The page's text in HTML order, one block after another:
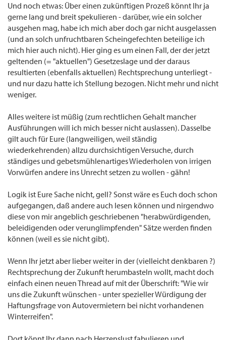
Und noch etwas: Über einen zukünftigen Prozeß könnt Ihr ja
gerne lang und breit spekulieren - darüber, wie ein solcher
ausgehen mag, habe ich mich aber doch gar nicht ausgelassen
(und an solch unfruchtbaren Scheingefechten beteilige ich
mich hier auch nicht). Hier ging es um einen Fall, der der jetzt
geltenden (= "aktuellen") Gesetzeslage und der daraus
resultierten (ebenfalls aktuellen) Rechtsprechung unterliegt -
und nur dazu hatte ich Stellung bezogen. Nicht mehr und nicht
weniger.
Alles weitere ist müßig (zum rechtlichen Gehalt mancher
Ausführungen will ich mich besser nicht auslassen). Dasselbe
gilt auch für Eure (langweiligen, weil ständig
wiederkehrenden) allzu durchsichtigen Versuche, durch
ständiges und gebetsmühlenartiges Wiederholen von irrigen
Vorwürfen andere ins Unrecht setzen zu wollen - gähn!
Logik ist Eure Sache nicht, gell? Sonst wäre es Euch doch schon
aufgegangen, daß andere auch lesen können und nirgendwo
diese von mir angeblich geschriebenen "herabwürdigenden,
beleidigenden oder verunglimpfenden" Sätze werden finden
können (weil es sie nicht gibt).
Wenn Ihr jetzt aber lieber weiter in der (vielleicht denkbaren ?)
Rechtsprechung der Zukunft herumbasteln wollt, macht doch
einfach einen neuen Thread auf mit der Überschrift: "Wie wir
uns die Zukunft wünschen - unter spezieller Würdigung der
Haftungsfrage von Autovermietern bei nicht vorhandenen
Winterreifen".